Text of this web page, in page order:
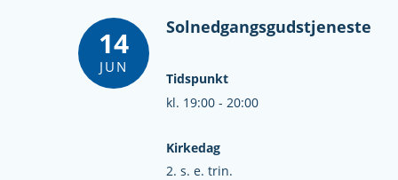
14
JUN
Solnedgangsgudstjeneste
Tidspunkt
kl. 19:00 - 20:00
Kirkedag
2. s. e. trin.